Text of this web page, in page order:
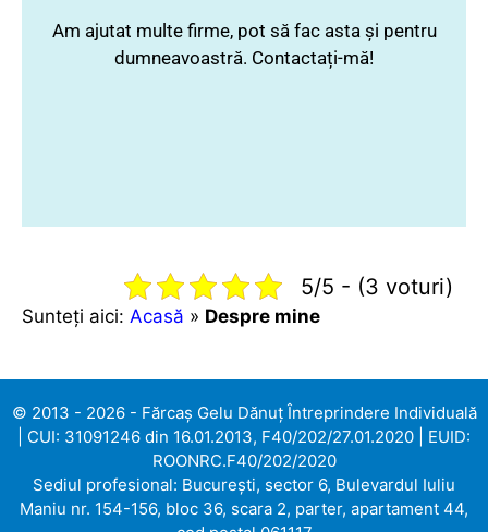
Am ajutat multe firme, pot să fac asta și pentru
dumneavoastră. Contactați-mă!
5/5 - (3 voturi)
Sunteți aici: Acasă » Despre mine
© 2013 - 2026 - Fărcaș Gelu Dănuț Întreprindere Individuală
| CUI: 31091246 din 16.01.2013, F40/202/27.01.2020 | EUID:
ROONRC.F40/202/2020
Sediul profesional: București, sector 6, Bulevardul Iuliu
Maniu nr. 154-156, bloc 36, scara 2, parter, apartament 44,